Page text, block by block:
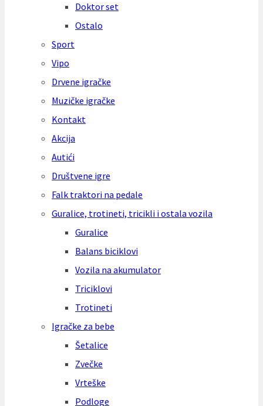
Doktor set
Ostalo
Sport
Vipo
Drvene igračke
Muzičke igračke
Kontakt
Akcija
Autići
Društvene igre
Falk traktori na pedale
Guralice, trotineti, tricikli i ostala vozila
Guralice
Balans biciklovi
Vozila na akumulator
Triciklovi
Trotineti
Igračke za bebe
Šetalice
Zvečke
Vrteške
Podloge